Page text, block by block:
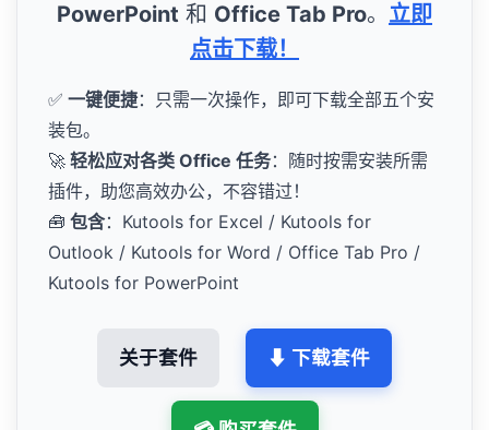
PowerPoint 和 Office Tab Pro。 立即
点击下载！
✅ 一键便捷：只需一次操作，即可下载全部五个安
装包。
🚀 轻松应对各类 Office 任务：随时按需安装所需
插件，助您高效办公，不容错过！
🧰 包含：Kutools for Excel / Kutools for
Outlook / Kutools for Word / Office Tab Pro /
Kutools for PowerPoint
关于套件 ⬇ 下载套件